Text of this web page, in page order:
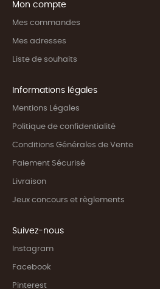
Mon compte
Mes commandes
Mes adresses
Liste de souhaits
Informations légales
Mentions Légales
Politique de confidentialité
Conditions Générales de Vente
Paiement Sécurisé
Livraison
Jeux concours et règlements
Suivez-nous
Instagram
Facebook
Pinterest